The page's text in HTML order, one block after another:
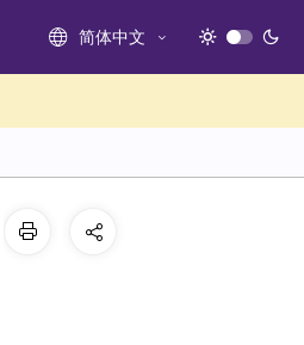
简体中文